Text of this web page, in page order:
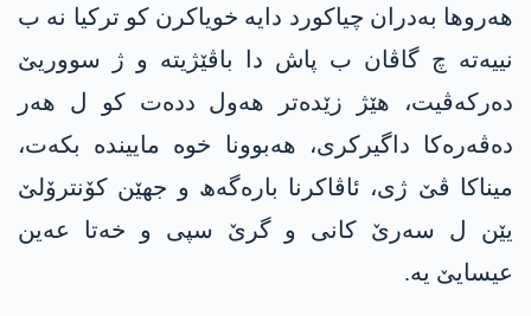
ھەروھا بەدران چیاکورد دایە خویاکرن کو ترکیا نە ب
نییەتە چ گاڤان ب پاش دا باڤێژیتە و ژ سووریێ
دەرکەڤیت، هێژ زێدەتر ھەول ددەت کو ل ھەر
دەڤەرەکا داگیرکری، ھەبوونا خوە ماییندە بکەت،
میناکا ڤێ ژی، ئاڤاکرنا بارەگەھ و جھێن کۆنترۆلێ
یێن ل سەرێ کانی و گرێ سپی و خەتا عەین
عیسایێ یە.